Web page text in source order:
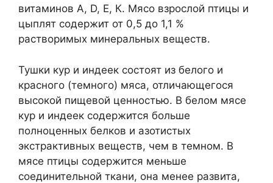
витаминов A, D, Е, К. Мясо взрослой птицы и
цыплят содержит от 0,5 до 1,1 %
растворимых минеральных веществ.
Тушки кур и индеек состоят из белого и
красного (темного) мяса, отличающегося
высокой пищевой ценностью. В белом мясе
кур и индеек содержится больше
полноценных белков и азотистых
экстрактивных веществ, чем в темном. В
мясе птицы содержится меньше
соединительной ткани, она менее развита,